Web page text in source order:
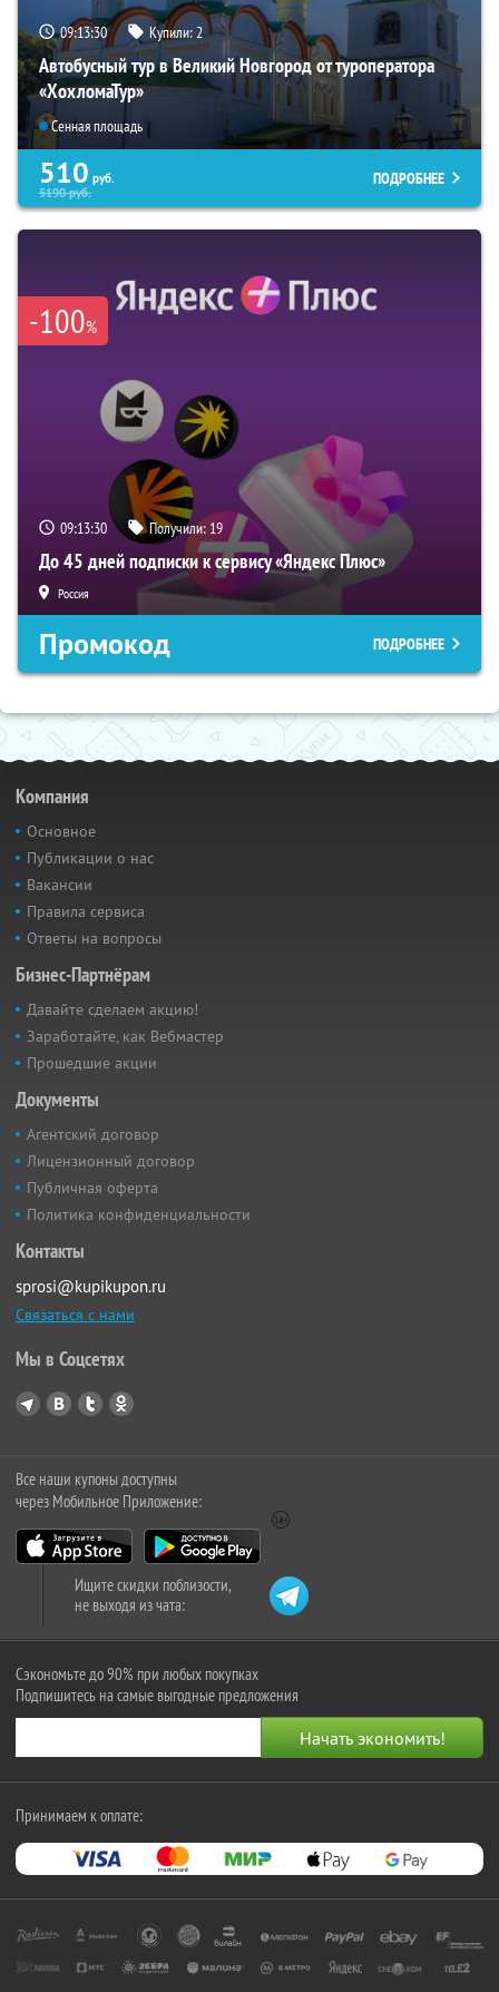
09:13:29 Купили:2
Автобусный тур в Великий Новгород от туроператора
«ХохломаТур»
Сенная площадь
510 руб.
5190руб.
ПОДРОБНЕЕ
-100%
09:13:29 Получили: 19
До 45 дней подписки к сервису «Яндекс Плюс»
Россия
Промокод ПОДРОБНЕЕ
Компания
Основное
Публикации о нас
Вакансии
Правила сервиса
Ответы на вопросы
Бизнес-Партнёрам
Давайте сделаем акцию!
Заработайте, как Вебмастер
Прошедшие акции
Документы
Агентский договор
Лицензионный договор
Публичная оферта
Политика конфиденциальности
Контакты
sprosi@kupikupon.ru
Связаться с нами
Мы в Соцсетях
Все наши купоны доступны
через Мобильное Приложение:
Ищите скидки поблизости,
не выходя из чата:
Сэкономьте до 90% при любых покупках
Подпишитесь на самые выгодные предложения
Принимаем к оплате: